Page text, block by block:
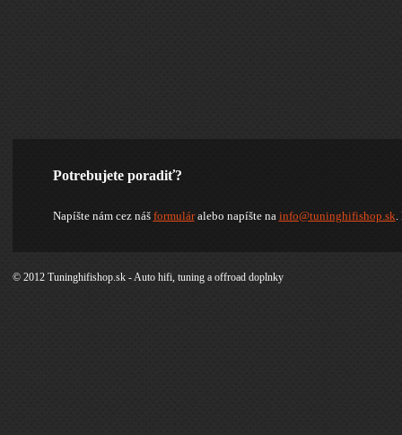
Potrebujete poradiť?
Napíšte nám cez náš formuláralebo napíšte na info@tuninghifishop.sk.
© 2012 Tuninghifishop.sk - Auto hifi, tuning a offroad doplnky